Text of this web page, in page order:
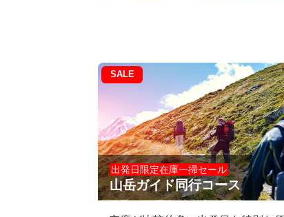
SALE
出発日限定在庫一掃セール
山岳ガイド同行コース